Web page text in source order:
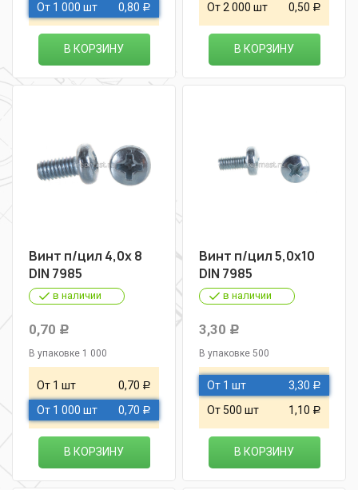
От 1 000 шт 0,80 Р
В КОРЗИНУ
От 2 000 шт 0,50 Р
В КОРЗИНУ
Винт п/цил 4,0х 8
DIN 7985
в наличии
0,70 Р
В упаковке 1 000
От 1 шт 0,70 Р
От 1 000 шт 0,70 Р
В КОРЗИНУ
Винт п/цил 5,0х10
DIN 7985
в наличии
3,30 Р
В упаковке 500
От 1 шт 3,30 Р
От 500 шт 1,10 Р
В КОРЗИНУ